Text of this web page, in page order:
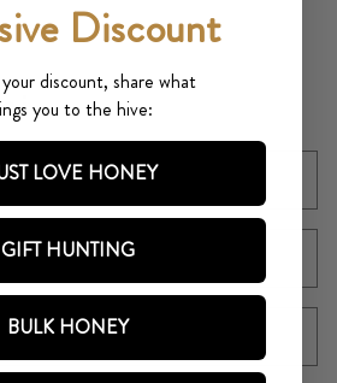
Discount
your discount, share what
you to the hive:
LOVE HONEY
GIFT HUNTING
BULK HONEY